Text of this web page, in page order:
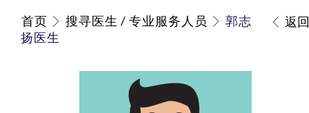
首页 搜寻医生 / 专业服务人员
郭志
扬医生
返回